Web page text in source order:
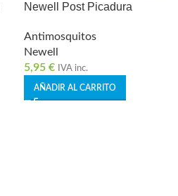
Newell Post Picadura
Antimosquitos
Newell
5,95 € IVA inc.
AÑADIR AL CARRITO